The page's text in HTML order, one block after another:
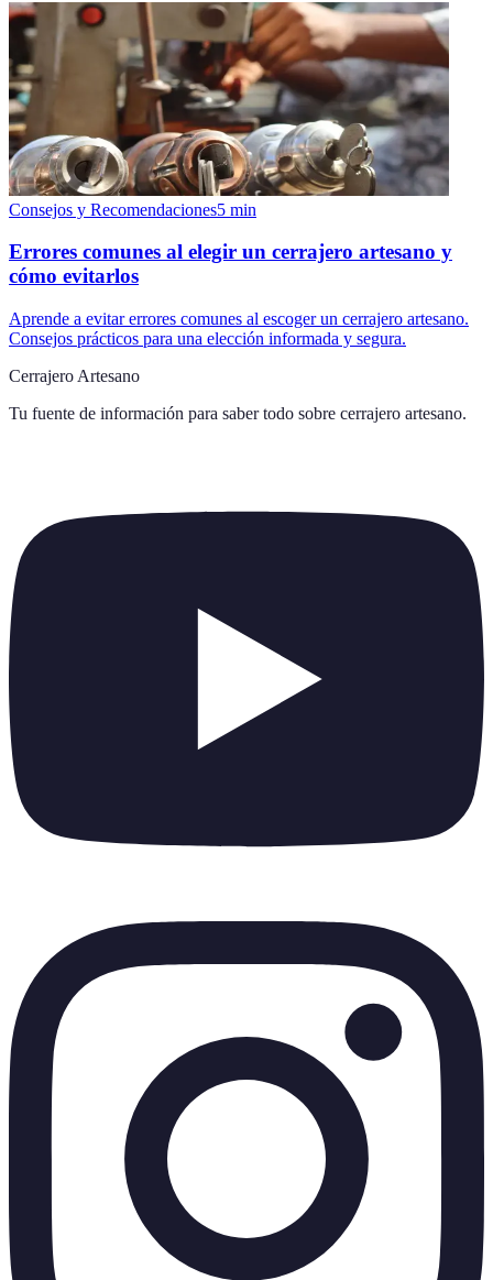
Consejos y Recomendaciones5 min
Errores comunes al elegir un cerrajero artesano y
cómo evitarlos
Aprende a evitar errores comunes al escoger un cerrajero artesano.
Consejos prácticos para una elección informada y segura.
Cerrajero Artesano
Tu fuente de información para saber todo sobre cerrajero artesano.